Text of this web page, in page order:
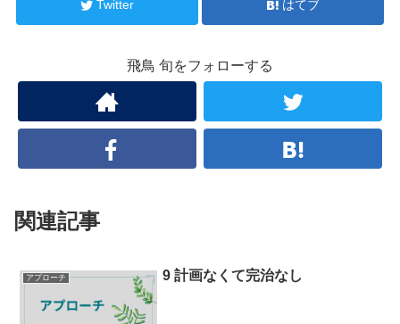
Twitter はてブ
飛鳥 旬をフォローする
関連記事
アプローチ 9 計画なくて完治なし